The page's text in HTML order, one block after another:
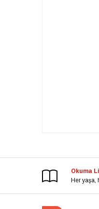
Okuma
Her yaşa,